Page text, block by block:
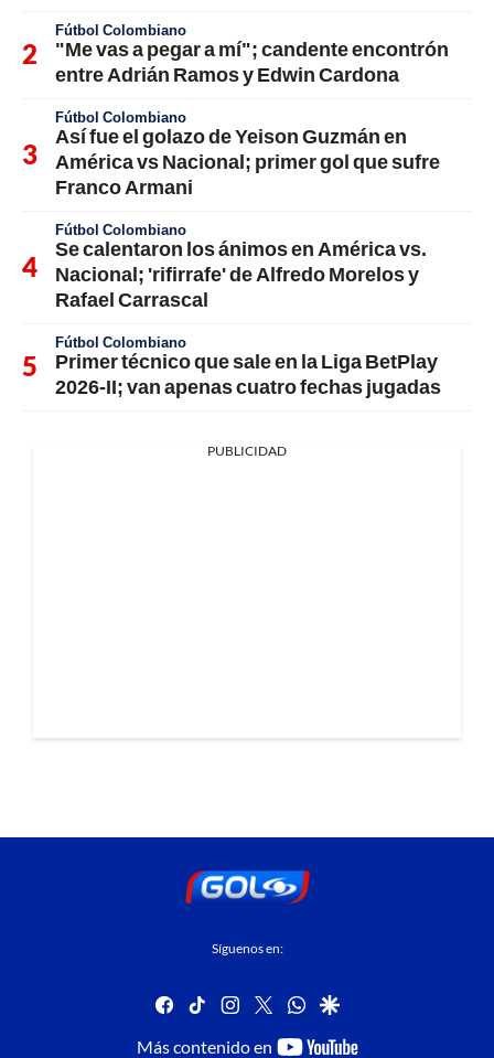
Fútbol Colombiano
"Me vas a pegar a mí"; candente encontrón
entre Adrián Ramos y Edwin Cardona
Fútbol Colombiano
Así fue el golazo de Yeison Guzmán en
América vs Nacional; primer gol que sufre
Franco Armani
Fútbol Colombiano
Se calentaron los ánimos en América vs.
Nacional; 'rifirrafe' de Alfredo Morelos y
Rafael Carrascal
Fútbol Colombiano
Primer técnico que sale en la Liga BetPlay
2026-II; van apenas cuatro fechas jugadas
PUBLICIDAD
Síguenos en:
facebook
tiktok instagram
twitterwhatsapp
google
Más contenido en
youtube-